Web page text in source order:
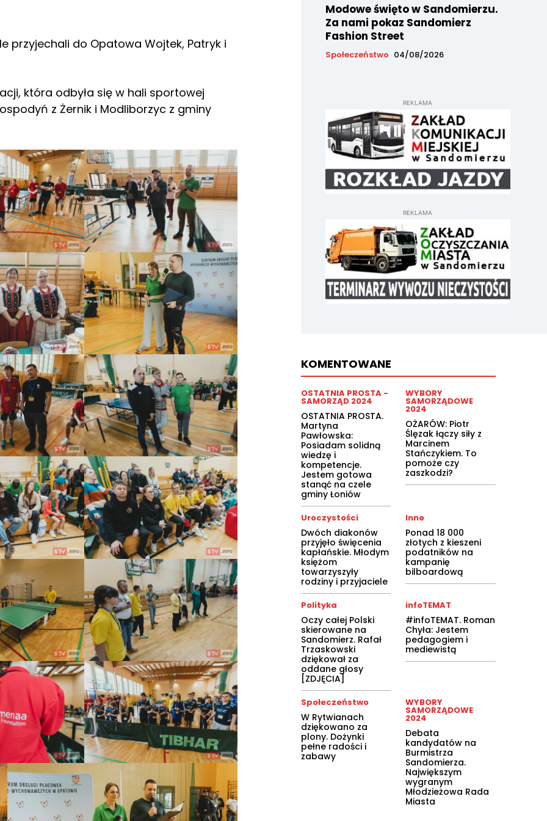
przyjechali do Opatowa Wojtek, Patryk i
która odbyła się w hali sportowej
z Żernik i Modliborzyc z gminy
Modowe święto w Sandomierzu.
Za nami pokaz Sandomierz
Fashion Street
Społeczeństwo 04/08/2026
REKLAMA
REKLAMA
KOMENTOWANE
OSTATNIA PROSTA -
SAMORZĄD 2024
OSTATNIA PROSTA.
Martyna
Pawłowska:
Posiadam solidną
wiedzę i
kompetencje.
Jestem gotowa
stanąć na czele
gminy Łoniów
WYBORY
SAMORZĄDOWE
2024
OŻARÓW: Piotr
Ślęzak łączy siły z
Marcinem
Stańczykiem. To
pomoże czy
zaszkodzi?
Uroczystości
Dwóch diakonów
przyjęło święcenia
kapłańskie. Młodym
księżom
towarzyszyły
rodziny i przyjaciele
Inne
Ponad 18 000
złotych z kieszeni
podatników na
kampanię
bilboardową
Polityka
Oczy całej Polski
skierowane na
Sandomierz. Rafał
Trzaskowski
dziękował za
oddane głosy
[ZDJĘCIA]
infoTEMAT
#infoTEMAT. Roman
Chyła: Jestem
pedagogiem i
mediewistą
Społeczeństwo
W Rytwianach
dziękowano za
plony. Dożynki
pełne radości i
zabawy
WYBORY
SAMORZĄDOWE
2024
Debata
kandydatów na
Burmistrza
Sandomierza.
Największym
wygranym
Młodzieżowa Rada
Miasta